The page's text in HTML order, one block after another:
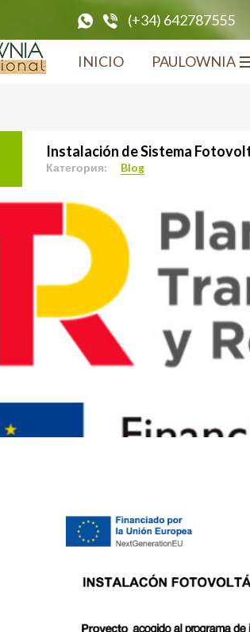
(+34) 642787555
INICIO PAULOWNIA
Instalación de Sistema
Категория: Blog